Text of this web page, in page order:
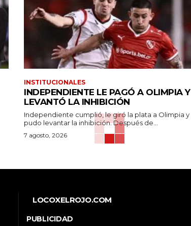
INSTITUCIONALES
INDEPENDIENTE LE PAGÓ A OLIMPIA Y
LEVANTÓ LA INHIBICIÓN
Independiente cumplió, le giró la plata a Olimpia y
pudo levantar la inhibición. Después de...
7 agosto, 2026
LOCOXELROJO.COM
PUBLICIDAD